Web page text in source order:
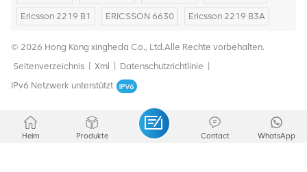
Ericsson 2219 B1 ERICSSON 6630 Ericsson 2219 B3A
© 2026 Hong Kong xingheda Co., Ltd.Alle Rechte vorbehalten.
Seitenverzeichnis
Xml Datenschutzrichtlinie
IPv6 Netzwerk unterstützt
Heim Produkte WhatsApp
Contact